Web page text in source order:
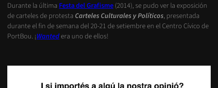
Durante la últimaFesta del Grafisme(2014), se pudo ver la exposición
de carteles de protesta Carteles Culturales y Políticos, presentada
durante el fin de semana del 20-21 de setiembre en el Centro Cívico de
PortBou. ¡Wantedera uno de ellos!